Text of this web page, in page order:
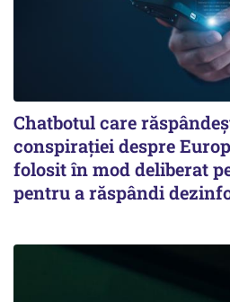
Chatbotul care
conspirației despre
folosit în mod deliberat
pentru a răspândi